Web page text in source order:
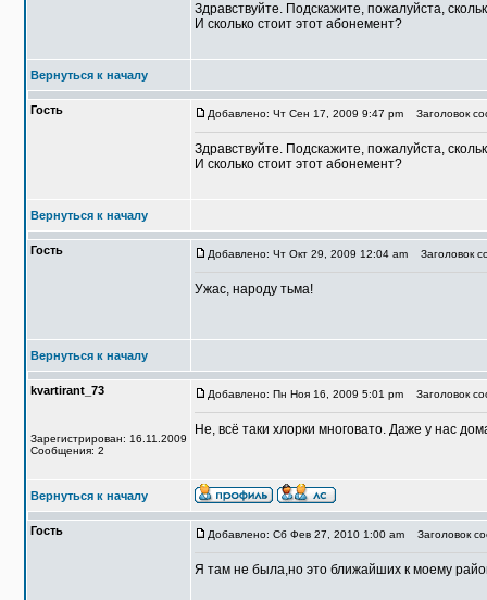
Здравствуйте. Подскажите, пожалуйста,
И сколько стоит этот абонемент?
Вернуться к началу
Гость Добавлено: Чт Сен 17, 2009 9:47 pm Заголовок
Здравствуйте. Подскажите, пожалуйста,
И сколько стоит этот абонемент?
Вернуться к началу
Гость Добавлено: Чт Окт 29, 2009 12:04 am Заголовок
Ужас, народу тьма!
Вернуться к началу
kvartirant_73
Зарегистрирован: 16.11.2009
Сообщения: 2
Добавлено: Пн Ноя 16, 2009 5:01 pm Заголовок
Не, всё таки хлорки многовато. Даже у нас
Вернуться к началу
Гость Добавлено: Сб Фев 27, 2010 1:00 am Заголовок
Я там не была,но это ближайших к моему